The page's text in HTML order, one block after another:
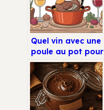
Quel vin avec une
poule au pot pour
sublimer ce plat
traditionnel